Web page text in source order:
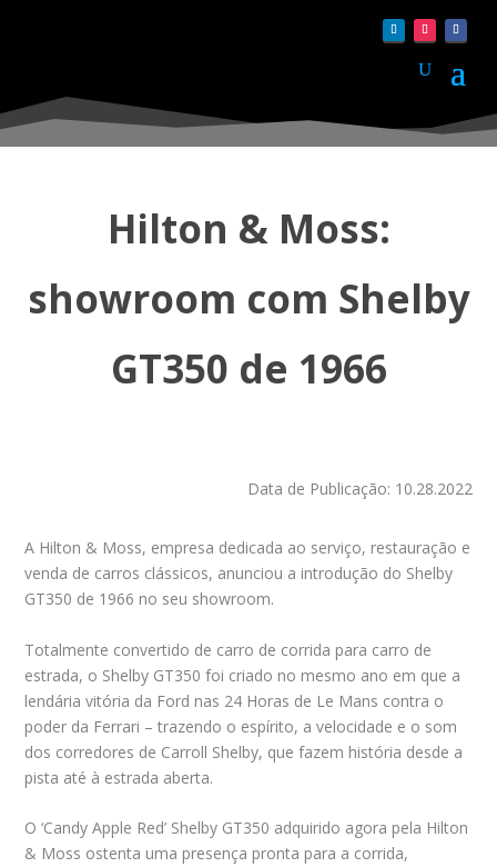
Hilton & Moss:
showroom com Shelby
GT350 de 1966
Data de Publicação: 10.28.2022
A Hilton & Moss, empresa dedicada ao serviço, restauração e
venda de carros clássicos, anunciou a introdução do Shelby
GT350 de 1966 no seu showroom.
Totalmente convertido de carro de corrida para carro de
estrada, o Shelby GT350 foi criado no mesmo ano em que a
lendária vitória da Ford nas 24 Horas de Le Mans contra o
poder da Ferrari – trazendo o espírito, a velocidade e o som
dos corredores de Carroll Shelby, que fazem história desde a
pista até à estrada aberta.
O ‘Candy Apple Red’ Shelby GT350 adquirido agora pela Hilton
& Moss ostenta uma presença pronta para a corrida,